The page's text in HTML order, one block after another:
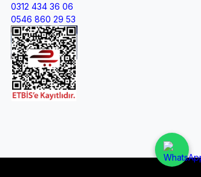
0312 434 36 06
0546 860 29 53